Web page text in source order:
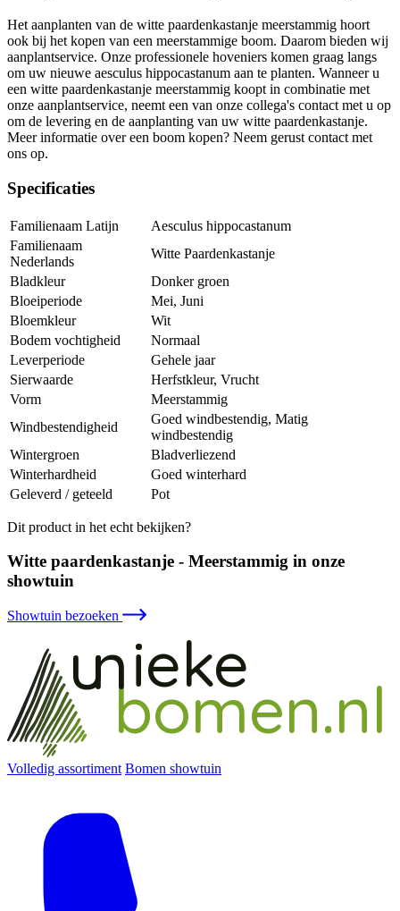
Het aanplanten van de witte paardenkastanje meerstammig hoort
ook bij het kopen van een meerstammige boom. Daarom bieden wij
aanplantservice. Onze professionele hoveniers komen graag langs
om uw nieuwe aesculus hippocastanum aan te planten. Wanneer u
een witte paardenkastanje meerstammig koopt in combinatie met
onze aanplantservice, neemt een van onze collega's contact met u op
om de levering en de aanplanting van uw witte paardenkastanje.
Meer informatie over een boom kopen? Neem gerust contact met
ons op.
Specificaties
Familienaam Latijn
Aesculus hippocastanum
Familienaam
Nederlands
Witte Paardenkastanje
Bladkleur
Donker groen
Bloeiperiode
Mei, Juni
Bloemkleur
Wit
Bodem vochtigheid
Normaal
Leverperiode
Gehele jaar
Sierwaarde
Herfstkleur, Vrucht
Vorm
Meerstammig
Windbestendigheid
Goed windbestendig, Matig
windbestendig
Wintergroen
Bladverliezend
Winterhardheid
Goed winterhard
Geleverd / geteeld
Pot
Dit product in het echt bekijken?
Witte paardenkastanje - Meerstammig in onze
showtuin
Showtuin bezoeken
bomen.nl
unieke
Volledig assortiment Bomen showtuin